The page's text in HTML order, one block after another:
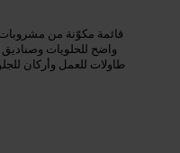
قائمة مكوّنة من
واضح للحلويات
طاولات للعمل وأركان